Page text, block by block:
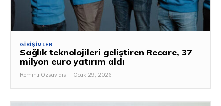
GIRIŞIMLER
Sağlık teknolojileri geliştiren Recare, 37
milyon euro yatırım aldı
Romina Özsavidis - Ocak 29, 2026